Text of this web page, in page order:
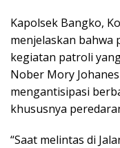
Kapolsek Bangko,
menjelaskan bahwa
kegiatan patroli
Nober Mory
mengantisipasi
khususnya
“Saat melintas di